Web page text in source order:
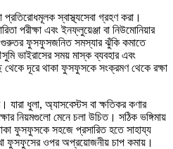
স্বাস্থ্যসেবা গ্রহণ করা।
পরীক্ষা এবং ইনফ্লুয়েঞ্জা বা নিউমোনিয়ার
গুরুতর ফুসফুসজনিত সমস্যার ঝুঁকি কমাতে
ভাইরাসের সময় মাস্ক ব্যবহার এবং
দূরে থাকা ফুসফুসকে সংক্রমণ থেকে রক্ষা
ধুলা, অ্যাসবেস্টস বা ক্ষতিকর কণার
নিয়মগুলো মেনে চলা উচিত। সঠিক ভঙ্গিমায়
ফুসফুসকে সহজে প্রসারিত হতে সাহায্য
ফুসফুসের ওপর অপ্রয়োজনীয় চাপ কমায়।